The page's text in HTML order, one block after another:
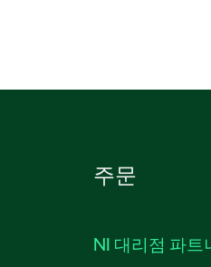
주문
NI 대리점 파트